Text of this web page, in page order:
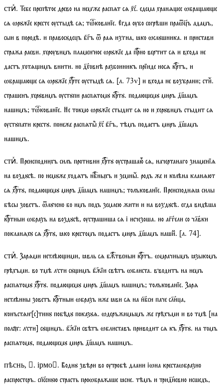
стиⷯ. Тебе препѣтое древо на немже распѧт сѧ хс. едема хранѧее ѡбрааюе
сѧ ѡрꙋжїе кресте ѹстыдѣ сѧ;тѡкованїе. Егда ѹбо согрѣши праѿъ адамъ,
сыи в породѣ. и правосꙋдецъ бгъ ѿ раѧ изгна, ꙗко ѡслꙋшника. и пристави
стража раеви. херѹвимъ пламенное ѡрꙋжїе да прно вертит сѧ и входа не
дастъ хотѧимъ внити. но дховнѣ разбоиникъ прїиде носѧ кртъ, и
ѡбрааюе сѧ ѡрꙋжїе хрте ѹстыдѣ сѧ. [л.73v] и входа не возбрани;стиⷯ.
страшенъ херꙋвимъ ѹстꙋпи распѧтомꙋ кртꙋ. подаюемꙋ миръ дшамъ
нашимъ;тѡкованїе. Не токмо ѡрꙋжїе стыдит сѧ но и херꙋвимъ стыдит сѧ
ѹстꙋпати крестꙋ. понеже распѧты хс бгъ, тѣмъ подаетъ миръ дшамъ
нашимъ.
стиⷯ. Преисподнихъ силъ противни хртꙋ ѹстрашаюⷮ сѧ, начертанаго знаменїѧ
на воздꙋсѣ. по немꙋже ходѧтъ нбныхъ и земныⷯ. родъ же и колѣна кланѧют
сѧ хртꙋ, подаюемꙋ миръ дшамъ нашимъ;толъкованїе. Преисподнѧꙗ силы
бѣсы зоветъ. ѿлꙋчено бо имъ подъ землею жити и на воздꙋсѣ. егда видѣша
кртныи ѡбразъ на воздꙋсѣ, ѹстрашиша сѧ і исчезоша. но аггели со члвки
покланѧхꙋ сѧ хртꙋ, ꙗко крестомъ подастъ миръ дшамъ нашиⷨ. [л.74].
стиⷯ. Зарѧми нетлѣюими, ꙗвль сѧ бжтвеныи кртъ. ѡмрачнымъ ꙗзыкомъ
грѣхъми. во тмѣ лсти сꙋимъ бжїи свѣтъ ѡблиста. вводитъ на немъ
распѧтомꙋ хртꙋ. подаюемꙋ миръ дшамъ нашимъ;толъкованїе. Зарѧ
нетлѣнны зоветъ кртныи ѡбразъ иже ꙗви сѧ на нбси паче слнца,
конъстѧн[с]тинꙋ побѣдꙋ показꙋѧ. ѡдеръжимымъ же грѣхъми и во тмѣ [на
полях:лсти] сꙋимъ. бжїи свѣтъ ѡблиставъ приводит сѧ къ хртꙋ. на томъ
распѧтомꙋ, подаюемꙋ миръ дшамъ нашимъ.
пѣснь, . ірмо. Воднꙋ звѣри во ѹтробѣ длани іѡна крестаѡбразно
распростеръ. спсенꙋю страсть проѡбражаше ꙗсне. тѣмъ и тридневно исшедъ,